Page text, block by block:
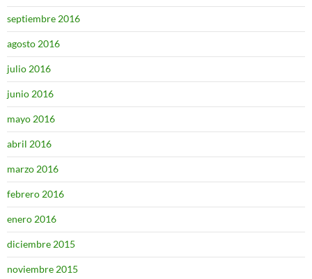
septiembre 2016
agosto 2016
julio 2016
junio 2016
mayo 2016
abril 2016
marzo 2016
febrero 2016
enero 2016
diciembre 2015
noviembre 2015